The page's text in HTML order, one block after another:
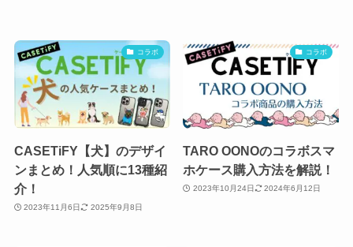
コラボ
CASETiFY【犬】のデザイ
ンまとめ！人気順に13種紹
介！
2023年11月6日 2025年9月8日
コラボ
TARO OONOのコラボスマ
ホケース購入方法を解説！
2023年10月24日 2024年6月12日